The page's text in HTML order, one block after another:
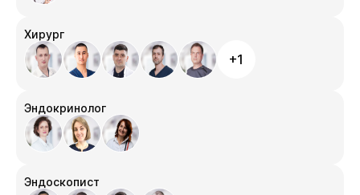
Хирург
+1
Эндокринолог
Эндоскопист